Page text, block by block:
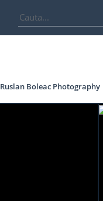
Ruslan Boleac Photography